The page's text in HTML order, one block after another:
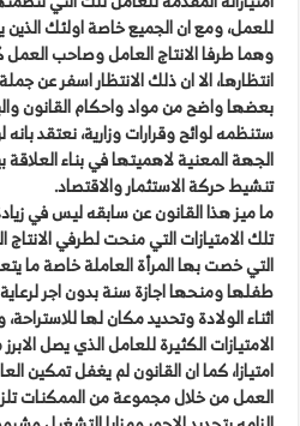
للعمل، ومع ان الجميع خاصة اولئك الذين
وهما طرفا الانتاج العامل وصاحب
انتظارها، الا ان ذلك الانتظار اسفر عن
بعضها واضح من مواد واحكام القانون
ستنظمه لوائح وقرارات وزارية، نعتقد
الجهة المعنية لاهميتها في بناء
تنشيط حركة الاستثمار والاقتصاد.
ما ميز هذا القانون عن سابقه ليس في
تلك الامتيازات التي منحت لطرفي
التي خصت بها المرأة العاملة خاصة ما
طفلها ومنحها اجازة سنة بدون اجر
اثناء الولادة وتحديد مكان لها
الامتيازات الكثيرة للعامل الذي يصل
امتيازا، كما ان القانون لم يغفل تمكين
العمل من خلال مجموعة من الممكنات